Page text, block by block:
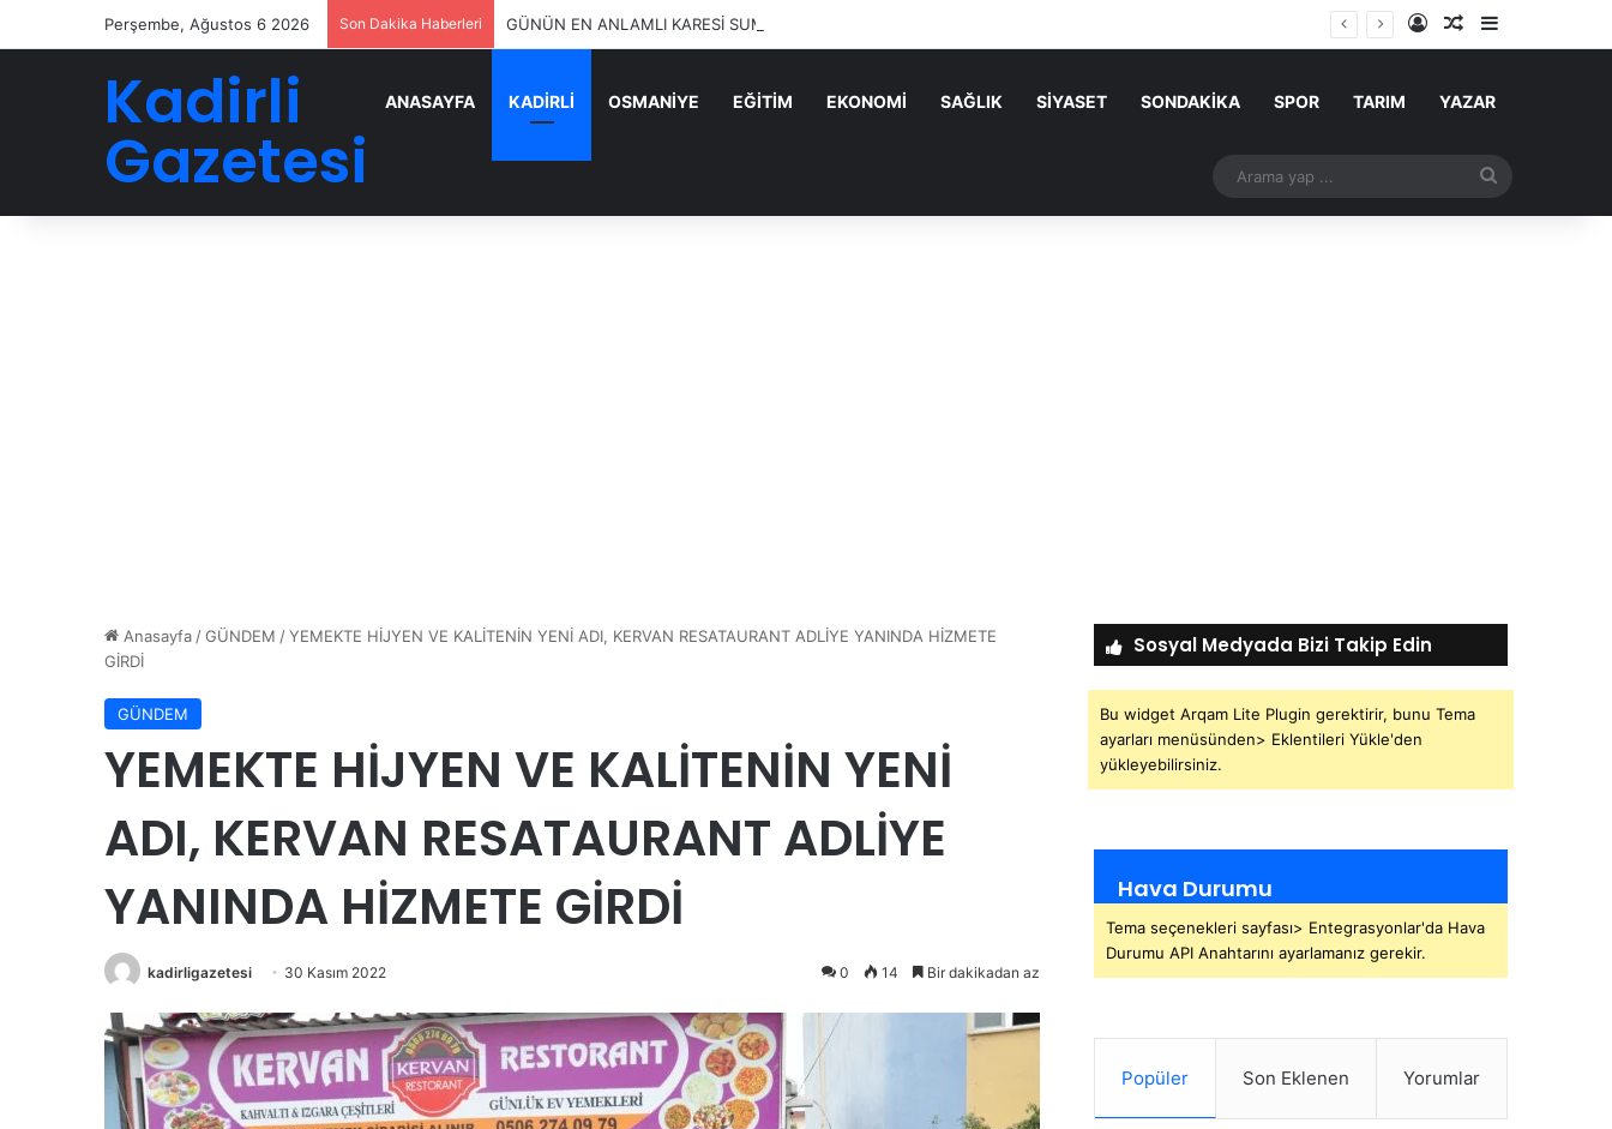
Perşembe, Ağustos 6 2026 Son Dakika Haberleri GÜNÜN EN ANLAMLI KARESİ SUMBAS’TAN GELDİ! Kayıt OlRastgele Makale
Kenar
Kadirli
Gazetesi
ANASAYFA KADİRLİ OSMANİYE EĞİTİM EKONOMİ SAĞLIK SİYASET SONDAKİKA SPOR TARIM YAZAR
yap
Anasayfa /GÜNDEM /YEMEKTE HİJYEN VE KALİTENİN YENİ ADI, KERVAN RESATAURANT ADLİYE YANINDA HİZMETE
GİRDİ
GÜNDEM
YEMEKTE HİJYEN VE KALİTENİN YENİ
ADI, KERVAN RESATAURANT ADLİYE
YANINDA HİZMETE GİRDİ
kadirligazetesi 30 Kasım 2022 0 14 Bir dakikadan az
Sosyal Medyada Bizi Takip Edin
Bu widget Arqam Lite Plugin gerektirir, bunu Tema
ayarları menüsünden> Eklentileri Yükle'den
yükleyebilirsiniz.
Hava Durumu
Tema seçenekleri sayfası> Entegrasyonlar'da Hava
Durumu API Anahtarını ayarlamanız gerekir.
Popüler Son Eklenen Yorumlar